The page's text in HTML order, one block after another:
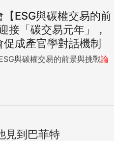
ESG與碳權交易的前
接「碳交易元年」，
促成產官學對話機制
與碳權交易的前景與挑戰論
見到巴菲特